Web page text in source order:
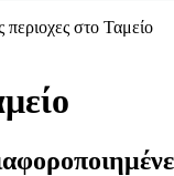
περιοχες στο Ταμείο